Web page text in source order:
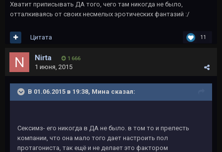
Хватит приписывать ДА того, чего там никогда не было,
отталкиваясь от своих несмелых эротических фантазий :/
11
Цитата
Nirta 1 666
1 июня, 2015
В 01.06.2015 в 19:38, Мина сказал:
Сексимз- его никогда в ДА не было. в том то и прелесть
компании, что она мало того дает настроить пол
протагониста, так ещё и не делает это фактором